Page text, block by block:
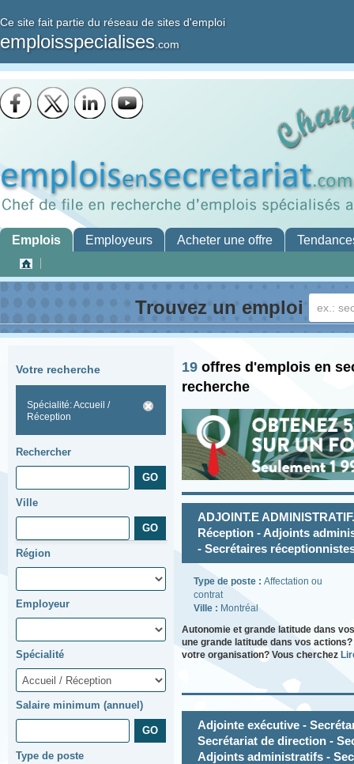
Ce site fait partie du réseau de sites d'emploi
emploisspecialises .com
Emplois Employeurs Acheter une offre
Trouvez un emploi
Votre recherche
Spécialité: Accueil /
Réception
Rechercher
Ville
Région
Employeur
Spécialité
Salaire minimum (annuel)
Type de poste
19 offres d'emplois en
recherche
ADJOINT.E
Réception - Adjoints
- Secrétaires
Type de poste : Affectation ou
contrat
Ville : Montréal
Autonomie et grande latitude dans
une grande latitude dans vos
votre organisation? Vous cherchez
Adjointe exécutive -
Secrétariat de direction -
Adjoints administratifs -